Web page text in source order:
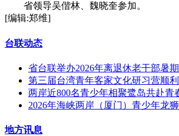
省领导吴偕林、魏晓奎参加。
[编辑:郑维]
台联动态
省台联举办2026年离退休老干部暑
第三届台湾青年客家文化研习营顺
两岸近800名青少年相聚鹭岛共赴青
2026年海峡两岸（厦门）青少年龙
地方讯息